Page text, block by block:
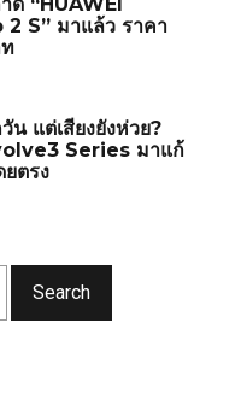
ด “HUAWEI
2 S” มาแล้ว ราคา
น แต่เสียงยังห่วย?
Series มาแก้
ตรง
Search